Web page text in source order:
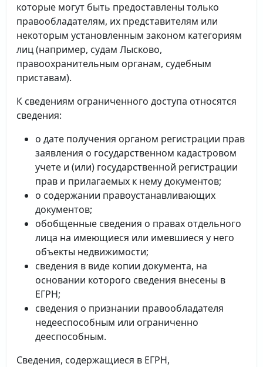
которые могут быть предоставлены только
правообладателям, их представителям или
некоторым установленным законом категориям
лиц (например, судам Лысково,
правоохранительным органам, судебным
приставам).
К сведениям ограниченного доступа относятся
сведения:
о дате получения органом регистрации прав
заявления о государственном кадастровом
учете и (или) государственной регистрации
прав и прилагаемых к нему документов;
о содержании правоустанавливающих
документов;
обобщенные сведения о правах отдельного
лица на имеющиеся или имевшиеся у него
объекты недвижимости;
сведения в виде копии документа, на
основании которого сведения внесены в
ЕГРН;
сведения о признании правообладателя
недееспособным или ограниченно
дееспособным.
Сведения, содержащиеся в ЕГРН,